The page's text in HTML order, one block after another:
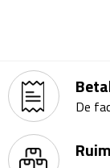
Reizen
Reisbekers
De